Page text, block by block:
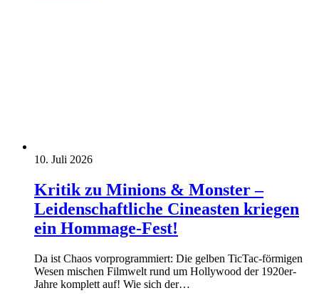
10. Juli 2026
Kritik zu Minions & Monster –
Leidenschaftliche Cineasten kriegen
ein Hommage-Fest!
Da ist Chaos vorprogrammiert: Die gelben TicTac-förmigen
Wesen mischen Filmwelt rund um Hollywood der 1920er-
Jahre komplett auf! Wie sich der…